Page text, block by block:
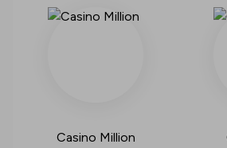
Casino Million